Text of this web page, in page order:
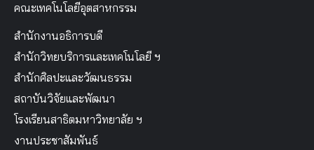
คณะเทคโนโลยีอุตสาหกรรม
สำนักงานอธิการบดี
สำนักวิทยบริการและเทคโนโลยี ฯ
สำนักศิลปะและวัฒนธรรม
สถาบันวิจัยและพัฒนา
โรงเรียนสาธิตมหาวิทยาลัย ฯ
งานประชาสัมพันธ์